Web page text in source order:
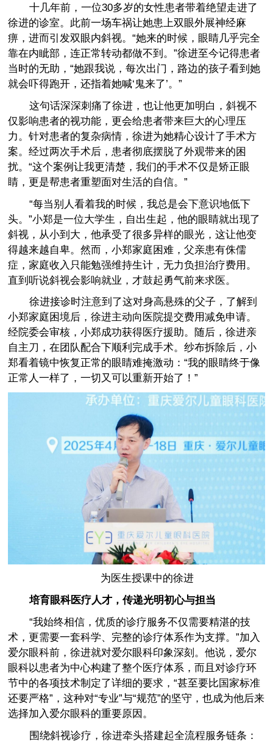
十几年前，一位30多岁的女性患者带着绝望走进了
徐进的诊室。此前一场车祸让她患上双眼外展神经麻
痹，进而引发双眼内斜视。“她来的时候，眼睛几乎完全
靠在内眦部，连正常转动都做不到。”徐进至今记得患者
当时的无助，“她跟我说，每次出门，路边的孩子看到她
就会吓得跑开，还指着她喊‘鬼来了’。”
这句话深深刺痛了徐进，也让他更加明白，斜视不
仅影响患者的视功能，更会给患者带来巨大的心理压
力。针对患者的复杂病情，徐进为她精心设计了手术方
案。经过两次手术后，患者彻底摆脱了外观带来的困
扰。“这个案例让我更清楚，我们的手术不仅是矫正眼
睛，更是帮患者重塑面对生活的自信。”
“每当别人看着我的时候，我总是会下意识地低下
头。”小郑是一位大学生，自出生起，他的眼睛就出现了
斜视，从小到大，他承受了很多异样的眼光，这让他变
得越来越自卑。然而，小郑家庭困难，父亲患有侏儒
症，家庭收入只能勉强维持生计，无力负担治疗费用。
直到听说斜视会影响就业，才鼓起勇气前来求医。
徐进接诊时注意到了这对身高悬殊的父子，了解到
小郑家庭困境后，徐进主动向医院提交费用减免申请。
经院委会审核，小郑成功获得医疗援助。随后，徐进亲
自主刀，在团队配合下顺利完成手术。纱布拆除后，小
郑看着镜中恢复正常的眼睛难掩激动：“我的眼睛终于像
正常人一样了，一切又可以重新开始了！”
为医生授课中的徐进
培育眼科医疗人才，传递光明初心与担当
“我始终相信，优质的诊疗服务不仅需要精湛的技
术，更需要一套科学、完整的诊疗体系作为支撑。”加入
爱尔眼科前，徐进就对爱尔眼科印象深刻。他说，爱尔
眼科以患者为中心构建了整个医疗体系，而且对诊疗环
节中的各项技术制定了详细的要求，“甚至要比国家标准
还要严格”，这种对“专业”与“规范”的坚守，也成为他后来
选择加入爱尔眼科的重要原因。
围绕斜视诊疗，徐进牵头搭建起全流程服务链条：